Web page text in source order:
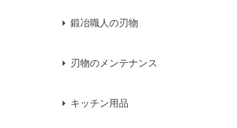
鍛冶職人の刃物
刃物のメンテナンス
キッチン用品